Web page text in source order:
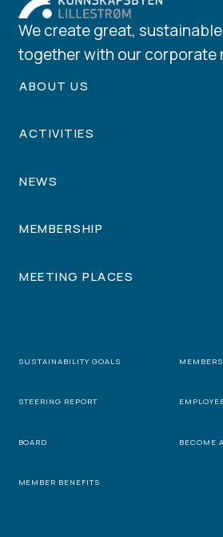
We create great,
together with our corporate
ABOUT US
ACTIVITIES
NEWS
MEMBERSHIP
MEETING PLACES
SUSTAINABILITY GOALS MEMBERS
STEERING REPORT
BOARD BECOME
MEMBER BENEFITS